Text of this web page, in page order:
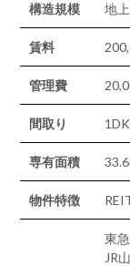
構造規模 地
賃料
管理費
間取り
専有面積
物件特徴
東
JR